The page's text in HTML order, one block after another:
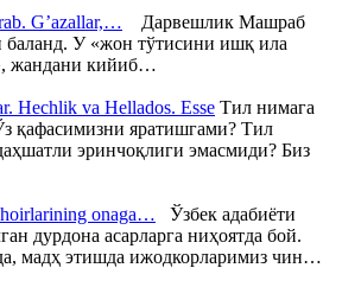
G’azallar,… Дарвешлик Машраб
баланд. У «жон тўтисини ишқ ила
жандани кийиб…
Hechlik va Hellados. Esse Тил нимага
қафасимизни яратишгами? Тил
эринчоқлиги эмасмиди? Биз
onaga… Ўзбек адабиёти
дурдона асарларга ниҳоятда бой.
мадҳ этишда ижодкорларимиз чин…